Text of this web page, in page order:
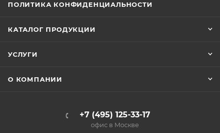
ПОЛИТИКА КОНФИДЕНЦИАЛЬНОСТИ
КАТАЛОГ ПРОДУКЦИИ
УСЛУГИ
О КОМПАНИИ
+7 (495) 125-33-17
офис в Москве